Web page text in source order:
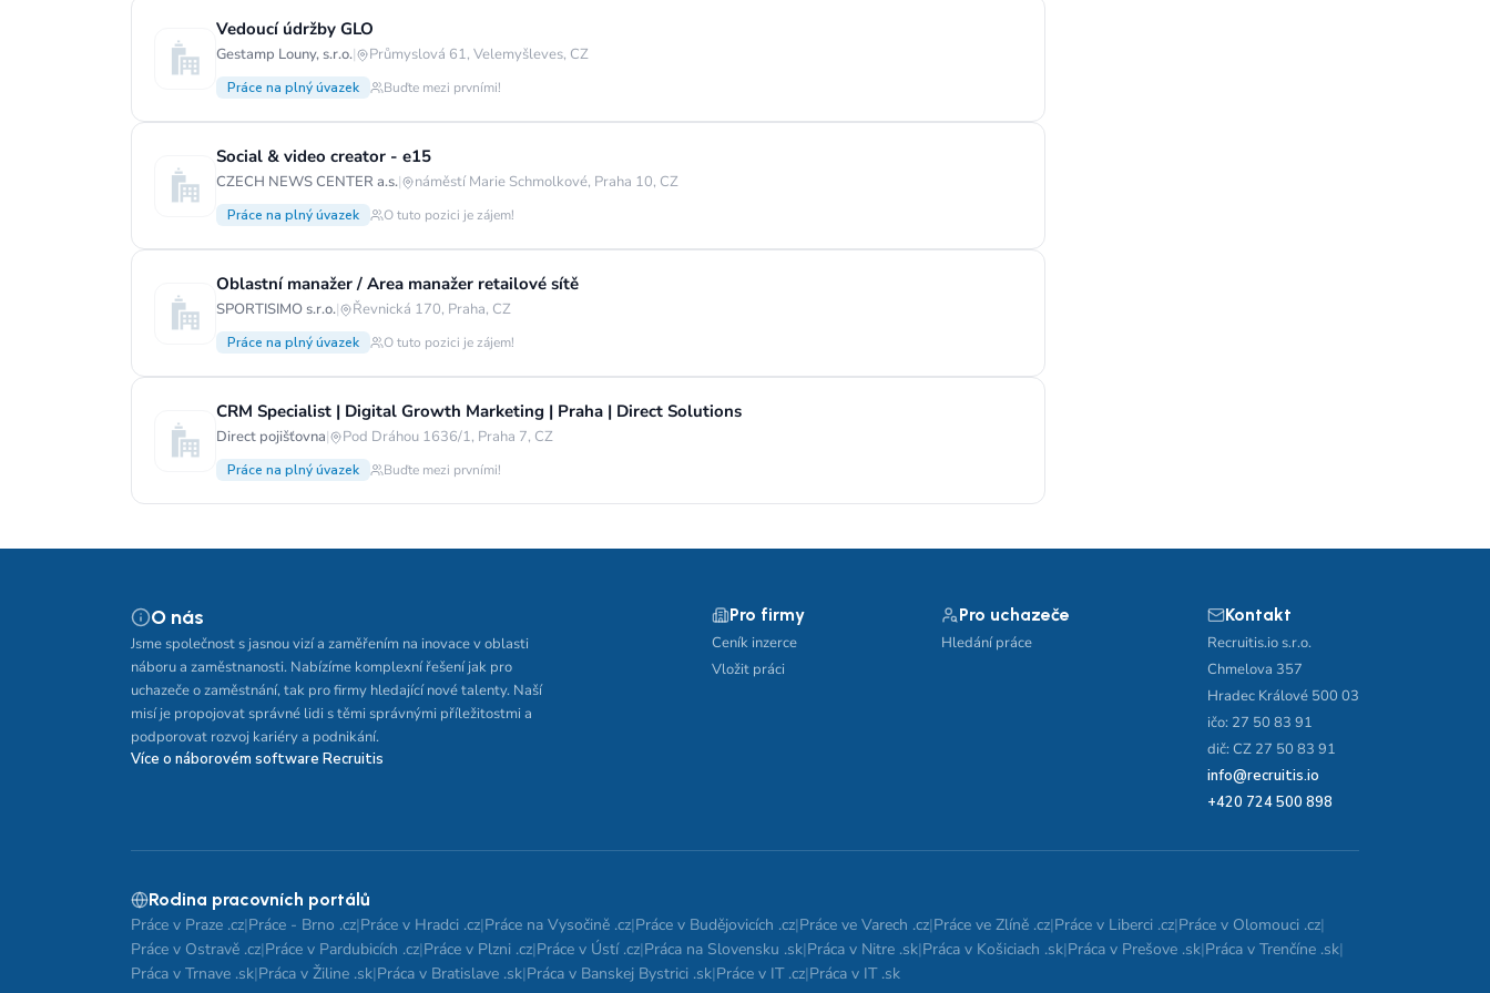
Vedoucí údržby GLO
Gestamp Louny, s.r.o.| Průmyslová 61, Velemyšleves, CZ
Práce na plný úvazek Buďte mezi prvními!
Social & video creator - e15
CZECH NEWS CENTER a.s.| náměstí Marie Schmolkové, Praha 10, CZ
Práce na plný úvazek O tuto pozici je zájem!
Oblastní manažer / Area manažer retailové sítě
SPORTISIMO s.r.o.| Řevnická 170, Praha, CZ
Práce na plný úvazek O tuto pozici je zájem!
CRM Specialist | Digital Growth Marketing | Praha | Direct Solutions
Direct pojišťovna| Pod Dráhou 1636/1, Praha 7, CZ
Práce na plný úvazek Buďte mezi prvními!
O nás
Jsme společnost s jasnou vizí a zaměřením na inovace v oblasti
náboru a zaměstnanosti. Nabízíme komplexní řešení jak pro
uchazeče o zaměstnání, tak pro firmy hledající nové talenty. Naší
misí je propojovat správné lidi s těmi správnými příležitostmi a
podporovat rozvoj kariéry a podnikání.
Více o náborovém software Recruitis
Pro firmy
Ceník inzerce
Vložit práci
Pro uchazeče
Hledání práce
Kontakt
Recruitis.io s.r.o.
Chmelova 357
Hradec Králové 500 03
ičo: 27 50 83 91
dič: CZ 27 50 83 91
info@recruitis.io
+420 724 500 898
Rodina pracovních portálů
Práce v Praze .cz|Práce - Brno .cz|Práce v Hradci .cz|Práce na Vysočině .cz|Práce v Budějovicích .cz|Práce ve Varech .cz|Práce ve Zlíně .cz|Práce v Liberci .cz|Práce v Olomouci .cz|
Práce v Ostravě .cz|Práce v Pardubicích .cz|Práce v Plzni .cz|Práce v Ústí .cz|Práca na Slovensku .sk|Práca v Nitre .sk|Práca v Košiciach .sk|Práca v Prešove .sk|Práca v Trenčíne .sk|
Práca v Trnave .sk|Práca v Žiline .sk|Práca v Bratislave .sk|Práca v Banskej Bystrici .sk|Práce v IT .cz|Práca v IT .sk